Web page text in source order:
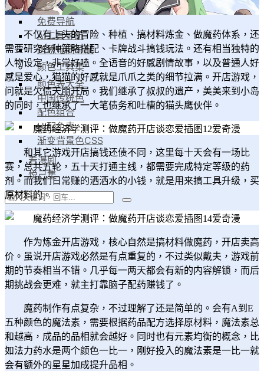
素材导航
免费导航
AI工具导航
跨境电商导航
颜色工具集
颜色表大全
中国传统色
配色组合
UI配色表
渐变背景色CSS
看漫剧
悦己集
不仅有上头的冒险、种植、搞材料炼金、做魔药体系，还
需要研究各种策略搭配、卡牌战斗搞钱玩法。还有相当独特的
人物设定，非常好嗑。全语音的好感剧情故事，以及普通人好
感是爱心，猫猫的好感就是爪爪之类的细节拉满。开店游戏，
问就是欠债天崩开局。我们继承了叔叔的遗产，美美来到小岛
的同时，也继承了一大笔债务和吐槽的猫头鹰伙伴。
和其它游戏开店搞钱还债不同，这里每十天会有一场比
赛，总共五轮，五十天打通主线，都需要完成特定等级的药
剂。而我们日常赚的洒洒水的小钱，就是用来搞工具升级，买
原材料的。
作为炼金开店游戏，核心自然是搞材料做魔药，开店卖高
价。虽说开店游戏必然是有点重复的，不过类似戴夫，游戏前
期的节奏相当不错。几乎每一两天都会有新的内容解锁，而后
期挑战会更难，就主打靠脑子配药赚钱了。
魔药制作有点复杂，不过理解了还是简单的。会有A到E
五种颜色的魔法素，需要根据药品配方选择原材料，魔法素总
和越高，成品的品相就会越好。同时也有元素均衡的概念，比
如法力药水是两个颜色一比一，刚好投入的魔法素是一比一就
会有额外的星星加成提升品相。